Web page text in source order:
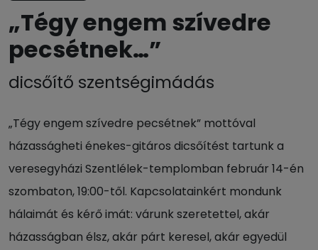
„Tégy engem szívedre
pecsétnek…”
dicsőítő szentségimádás
„Tégy engem szívedre pecsétnek” mottóval
házasságheti énekes-gitáros dicsőítést tartunk a
veresegyházi Szentlélek-templomban február 14-én
szombaton, 19:00-től. Kapcsolatainkért mondunk
hálaimát és kérő imát: várunk szeretettel, akár
házasságban élsz, akár párt keresel, akár egyedül